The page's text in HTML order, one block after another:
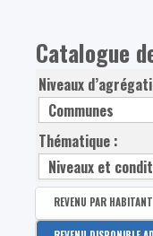
Catalogue
Niveaux
Thématique :
REVENU PAR HABITANT